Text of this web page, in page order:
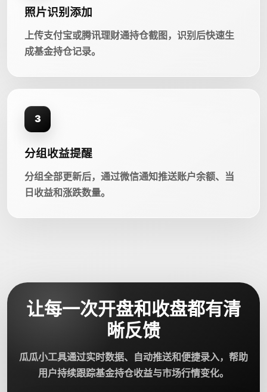
照片识别添加
上传支付宝或腾讯理财通持仓截图，识别后快速生
成基金持仓记录。
3
分组收益提醒
分组全部更新后，通过微信通知推送账户余额、当
日收益和涨跌数量。
让每一次开盘和收盘都有清
晰反馈
瓜瓜小工具通过实时数据、自动推送和便捷录入，帮助
用户持续跟踪基金持仓收益与市场行情变化。